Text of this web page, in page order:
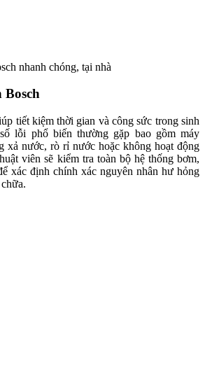
nhanh chóng, tại nhà
Bosch
tiết kiệm thời gian và công sức trong sinh
lỗi phổ biến thường gặp bao gồm máy
xả nước, rò rỉ nước hoặc không hoạt động
viên sẽ kiểm tra toàn bộ hệ thống bơm,
xác định chính xác nguyên nhân hư hỏng